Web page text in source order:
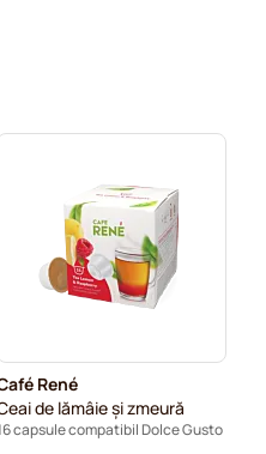
pentru Dolce Gusto
Dolce Gusto®
René
de lămâie și zmeură
capsule compatibil Dolce Gusto